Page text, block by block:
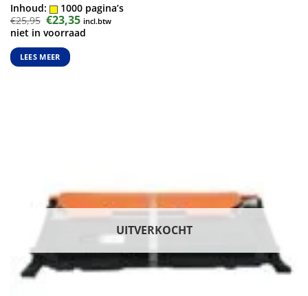
Inhoud:
1000 pagina’s
€25,95 Oorspronkelijke
prijs
was:
€25,95.
€23,35Huidige
prijs
is:
incl.btw
niet in voorraad
LEES MEER
UITVERKOCHT